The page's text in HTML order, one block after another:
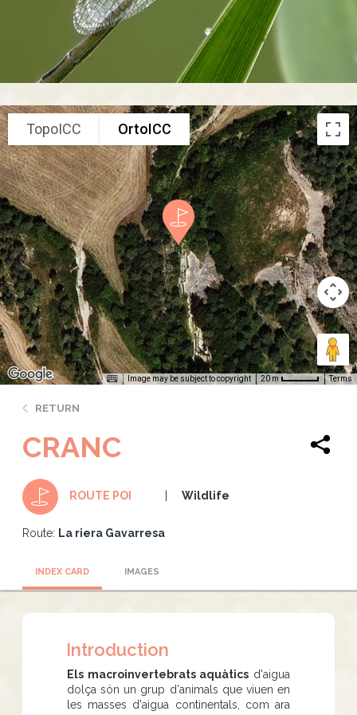
TopoICC OrtoICC
Image may be subject to copyright 20 m Terms
RETURN
CRANC
ROUTE POI Wildlife
Route: La riera Gavarresa
INDEX CARD IMAGES
Introduction
Els macroinvertebrats aquàtics d'aigua
dolça són un grup d'animals que viuen en
les masses d'aigua continentals, com ara